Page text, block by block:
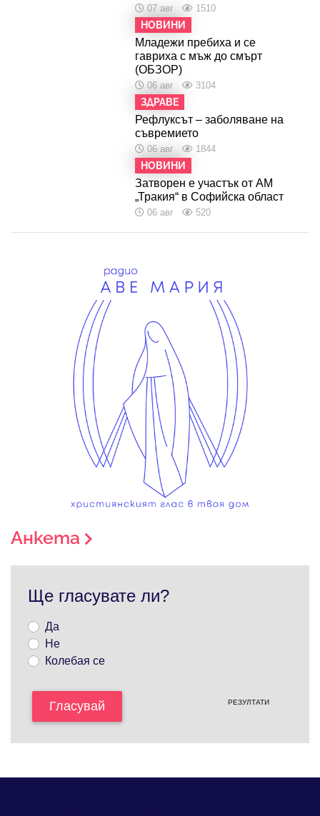
07 авг 1510
НОВИНИ
Младежи пребиха и се
гавриха с мъж до смърт
(ОБЗОР)
06 авг 3104
ЗДРАВЕ
Рефлуксът – заболяване на
съвремието
06 авг 1844
НОВИНИ
Затворен е участък от АМ
„Тракия“ в Софийска област
06 авг 520
Анкета
Ще гласувате ли?
Да
Не
Колебая се
Гласувай РЕЗУЛТАТИ